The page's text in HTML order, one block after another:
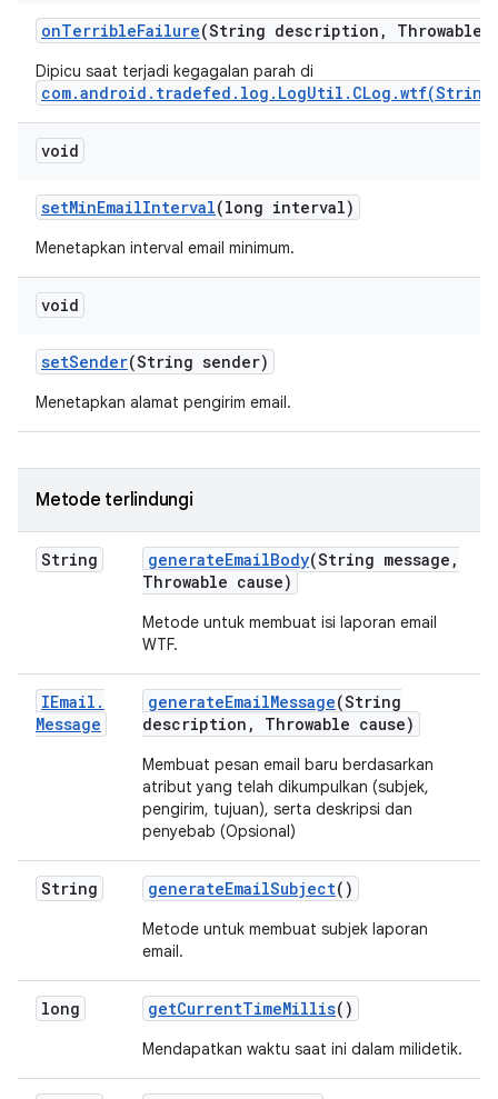
onTerribleFailure(String description , Throwable
Dipicu saat terjadi kegagalan parah di
void
setMinEmailInterval(long interval)
Menetapkan interval email minimum.
void
setSender(String sender)
Menetapkan alamat pengirim email.
Metode terlindungi
String generateEmailBody(String message ,
Throwable cause)
Metode untuk membuat isi laporan email
WTF.
IEmail .
Message
generateEmailMessage(String
description , Throwable cause)
Membuat pesan email baru berdasarkan
atribut yang telah dikumpulkan (subjek,
pengirim, tujuan), serta deskripsi dan
penyebab (Opsional)
String generateEmailSubject()
Metode untuk membuat subjek laporan
email.
long getCurrentTimeMillis()
Mendapatkan waktu saat ini dalam milidetik.